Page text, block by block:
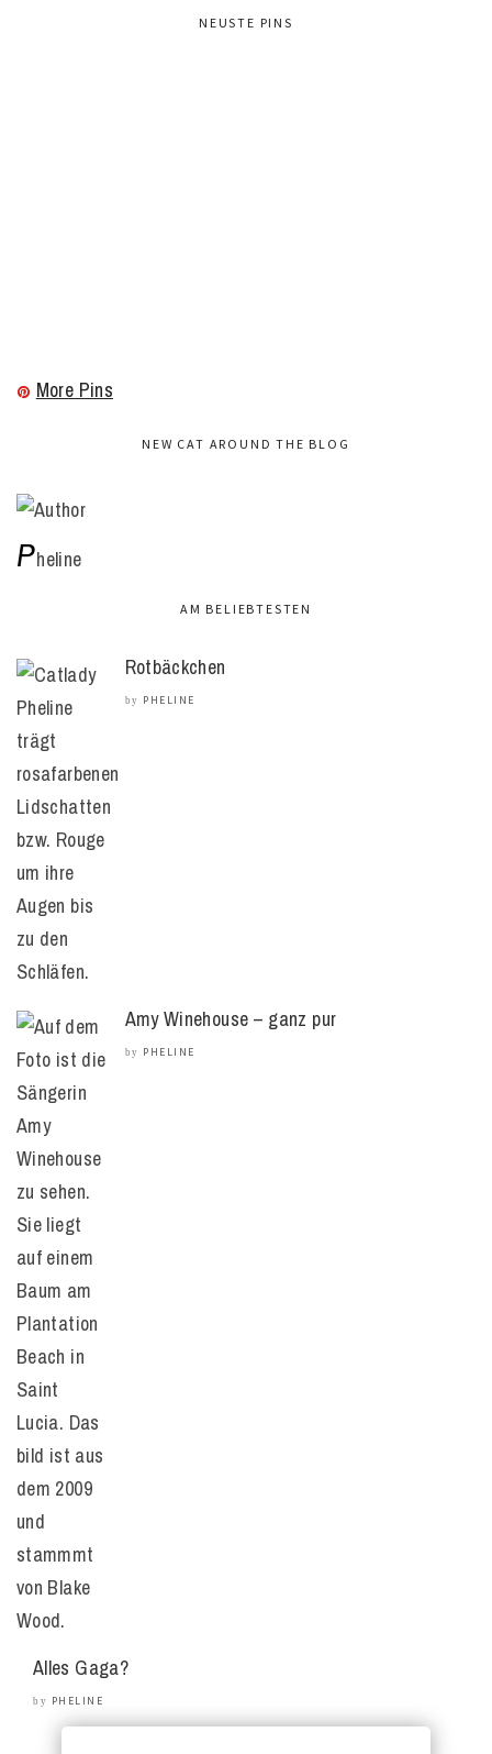
NEUSTE PINS
More Pins
NEW CAT AROUND THE BLOG
Pheline
AM BELIEBTESTEN
Rotbäckchen
by PHELINE
Amy Winehouse – ganz pur
by PHELINE
Alles Gaga?
by PHELINE